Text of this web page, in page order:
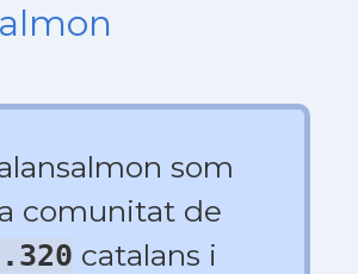
som
comunitat de
catalans i